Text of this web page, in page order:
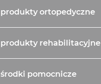
produkty ortopedyczne
produkty rehabilitacyjne
środki pomocnicze